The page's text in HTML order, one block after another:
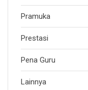
Pramuka
Prestasi
Pena Guru
Lainnya